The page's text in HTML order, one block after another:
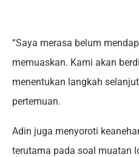
“Saya merasa belum
memuaskan. Kami akan
menentukan langkah
pertemuan.
Adin juga menyoroti
terutama pada soal muatan